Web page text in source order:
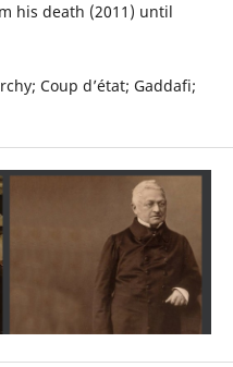
his death (2011) until
Coup d’état; Gaddafi;